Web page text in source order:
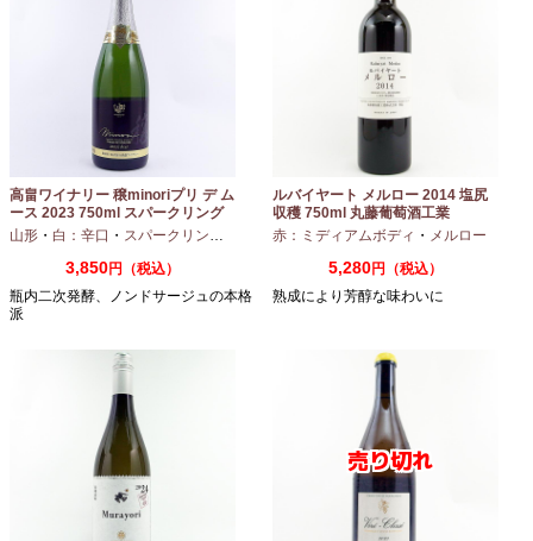
高畠ワイナリー 穣minoriプリ デ ム
ース 2023 750ml スパークリング
ワイン
山形 ・ 白：辛口 ・ スパークリングワイン ・シャルドネ
3,850円（税込）
瓶内二次発酵、ノンドサージュの本格
派
ルバイヤート メルロー 2014 塩尻
収穫 750ml 丸藤葡萄酒工業
赤：ミディアムボディ ・ メルロー
5,280円（税込）
熟成により芳醇な味わいに